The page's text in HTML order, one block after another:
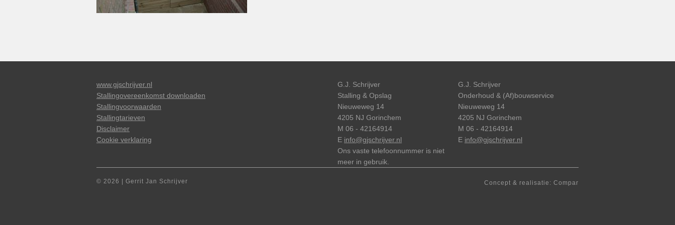
www.gjschrijver.nl
Stallingovereenkomst downloaden
Stallingvoorwaarden
Stallingtarieven
Disclaimer
Cookie verklaring
G.J. Schrijver
Stalling & Opslag
Nieuweweg 14
4205 NJ Gorinchem
M 06 - 42164914
E info@gjschrijver.nl
Ons vaste telefoonnummer is niet
meer in gebruik.
G.J. Schrijver
Onderhoud & (Af)bouwservice
Nieuweweg 14
4205 NJ Gorinchem
M 06 - 42164914
E info@gjschrijver.nl
© 2026 | Gerrit Jan Schrijver Concept & realisatie: Compar